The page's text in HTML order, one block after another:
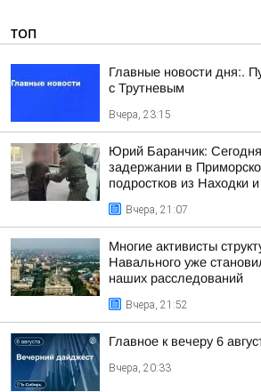
ТОП
Главные новости дня:.
с Трутневым
Вчера, 23:15
Юрий Баранчик:
задержании в
подростков из Находки
Вчера, 21:07
Многие активисты
Навального уже
наших расследований
Вчера, 21:52
Главное к вечеру 6
Вчера, 20:33